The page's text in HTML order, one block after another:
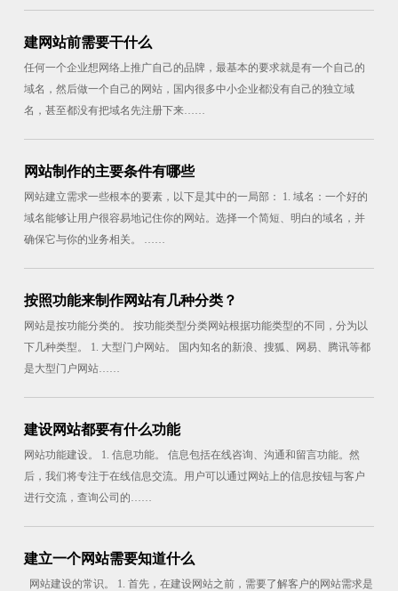
建网站前需要干什么
任何一个企业想网络上推广自己的品牌，最基本的要求就是有一个自己的
域名，然后做一个自己的网站，国内很多中小企业都没有自己的独立域
名，甚至都没有把域名先注册下来……
网站制作的主要条件有哪些
网站建立需求一些根本的要素，以下是其中的一局部： 1. 域名：一个好的
域名能够让用户很容易地记住你的网站。选择一个简短、明白的域名，并
确保它与你的业务相关。 ……
按照功能来制作网站有几种分类？
网站是按功能分类的。 按功能类型分类网站根据功能类型的不同，分为以
下几种类型。 1. 大型门户网站。 国内知名的新浪、搜狐、网易、腾讯等都
是大型门户网站……
建设网站都要有什么功能
网站功能建设。 1. 信息功能。 信息包括在线咨询、沟通和留言功能。然
后，我们将专注于在线信息交流。用户可以通过网站上的信息按钮与客户
进行交流，查询公司的……
建立一个网站需要知道什么
网站建设的常识。 1. 首先，在建设网站之前，需要了解客户的网站需求是